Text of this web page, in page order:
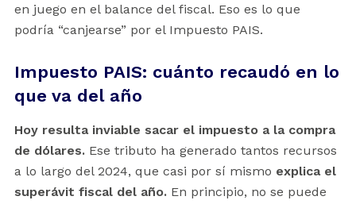
en juego en el balance del fiscal. Eso es lo que
podría “canjearse” por el Impuesto PAIS.
Impuesto PAIS: cuánto recaudó en lo
que va del año
Hoy resulta inviable sacar el impuesto a la compra
de dólares.Ese tributo ha generado tantos recursos
a lo largo del 2024, que casi por sí mismo explica el
superávit fiscal del año. En principio, no se puede